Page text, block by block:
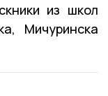
из школ
Мичуринска